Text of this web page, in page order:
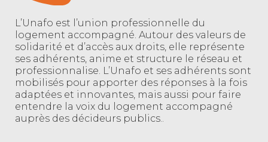
L’Unafo est l’union professionnelle du
logement accompagné. Autour des valeurs de
solidarité et d’accès aux droits, elle représente
ses adhérents, anime et structure le réseau et
professionnalise. L’Unafo et ses adhérents sont
mobilisés pour apporter des réponses à la fois
adaptées et innovantes, mais aussi pour faire
entendre la voix du logement accompagné
auprès des décideurs publics..